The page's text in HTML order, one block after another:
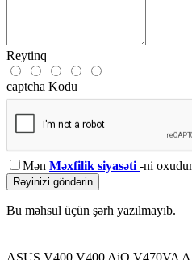
Reytinq
captcha Kodu
Mən Məxfilik siyasəti -ni
Rəyinizi göndərin
Bu məhsul üçün şərh yazılmayıb.
ASUS V400 V400 AiO V470VA